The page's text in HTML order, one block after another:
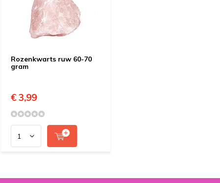
Rozenkwarts ruw 60-70
gram
€ 3,99